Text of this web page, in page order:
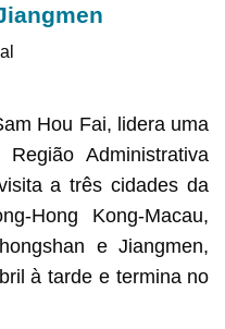
Hou Fai, lidera uma
Administrativa
a três cidades da
Hong Kong-Macau,
e Jiangmen,
à tarde e termina no